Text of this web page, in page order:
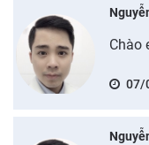
Chào
07/